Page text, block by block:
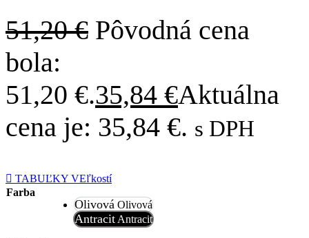
51,20€ Pôvodná cena
bola:
51,20 €.35,84 €Aktuálna
cena je: 35,84 €. s DPH
TABUĽKY VEľkostí
Farba
Olivová Olivová
Antracit Antracit